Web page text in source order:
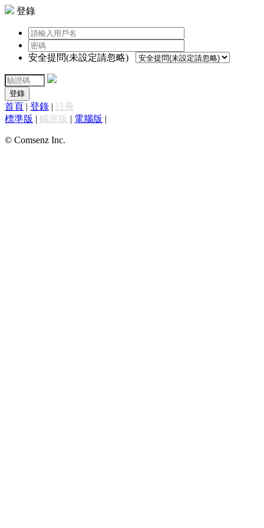
登錄
安全提問(未設定請忽略)
登錄
首頁 | 登錄 | 註冊
標準版 | 觸屏版 | 電腦版 |
© Comsenz Inc.